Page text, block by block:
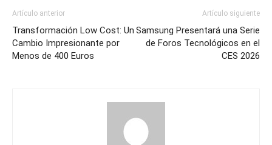
Artículo anterior
Transformación Low Cost: Un
Cambio Impresionante por
Menos de 400 Euros
Artículo siguiente
Samsung Presentará una Serie
de Foros Tecnológicos en el
CES 2026